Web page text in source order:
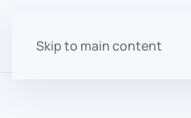
Skip to main content